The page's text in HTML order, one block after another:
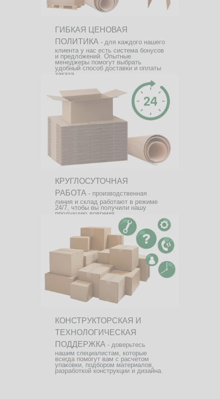
ГИБКАЯ ЦЕНОВАЯ
ПОЛИТИКА - для каждого нашего
клиента у нас есть система бонусов
и предложений. Опытные
менеджеры помогут выбрать
удобный способ доставки и оплаты
заказа.
КРУГЛОСУТОЧНАЯ
РАБОТА - производственная
линия и склад работают в режиме
24/7, чтобы вы получили нашу
продукцию вовремя.
КОНСТРУКТОРСКАЯ И
ТЕХНОЛОГИЧЕСКАЯ
ПОДДЕРЖКА - доверьтесь
нашим специалистам, которые
всегда помогут вам с расчетом
упаковки, подбором материалов,
разработкой конструкции и дизайна.